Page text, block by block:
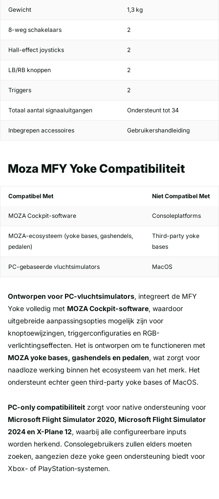
Gewicht 1,3 kg
8-weg schakelaars 2
Hall-effect joysticks 2
LB/RB knoppen 2
Triggers 2
Totaal aantal signaaluitgangen Ondersteunt tot 34
Inbegrepen accessoires Gebruikershandleiding
Moza MFY Yoke Compatibiliteit
Compatibel Met Niet Compatibel Met
MOZA Cockpit-software Consoleplatforms
MOZA-ecosysteem (yoke bases, gashendels,
pedalen)
Third-party yoke
bases
PC-gebaseerde vluchtsimulators MacOS
Ontworpen voor PC-vluchtsimulators, integreert de MFY
Yoke volledig met MOZA Cockpit-software, waardoor
uitgebreide aanpassingsopties mogelijk zijn voor
knoptoewijzingen, triggerconfiguraties en RGB-
verlichtingseffecten. Het is ontworpen om te functioneren met
MOZA yoke bases, gashendels en pedalen, wat zorgt voor
naadloze werking binnen het ecosysteem van het merk. Het
ondersteunt echter geen third-party yoke bases of MacOS.
PC-only compatibiliteit zorgt voor native ondersteuning voor
Microsoft Flight Simulator 2020, Microsoft Flight Simulator
2024 en X-Plane 12, waarbij alle configureerbare inputs
worden herkend. Consolegebruikers zullen elders moeten
zoeken, aangezien deze yoke geen ondersteuning biedt voor
Xbox- of PlayStation-systemen.